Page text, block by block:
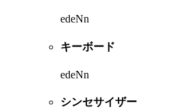
edeNn
キーボード
edeNn
シンセサイザー